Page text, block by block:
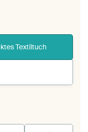
Textiltuch
Textiltuch in